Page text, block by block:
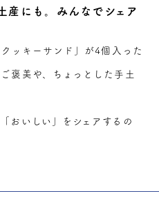
産にも。みんなでシェア
ッキーサンド」が4個入った
褒美や、ちょっとした手土
おいしい」をシェアするの